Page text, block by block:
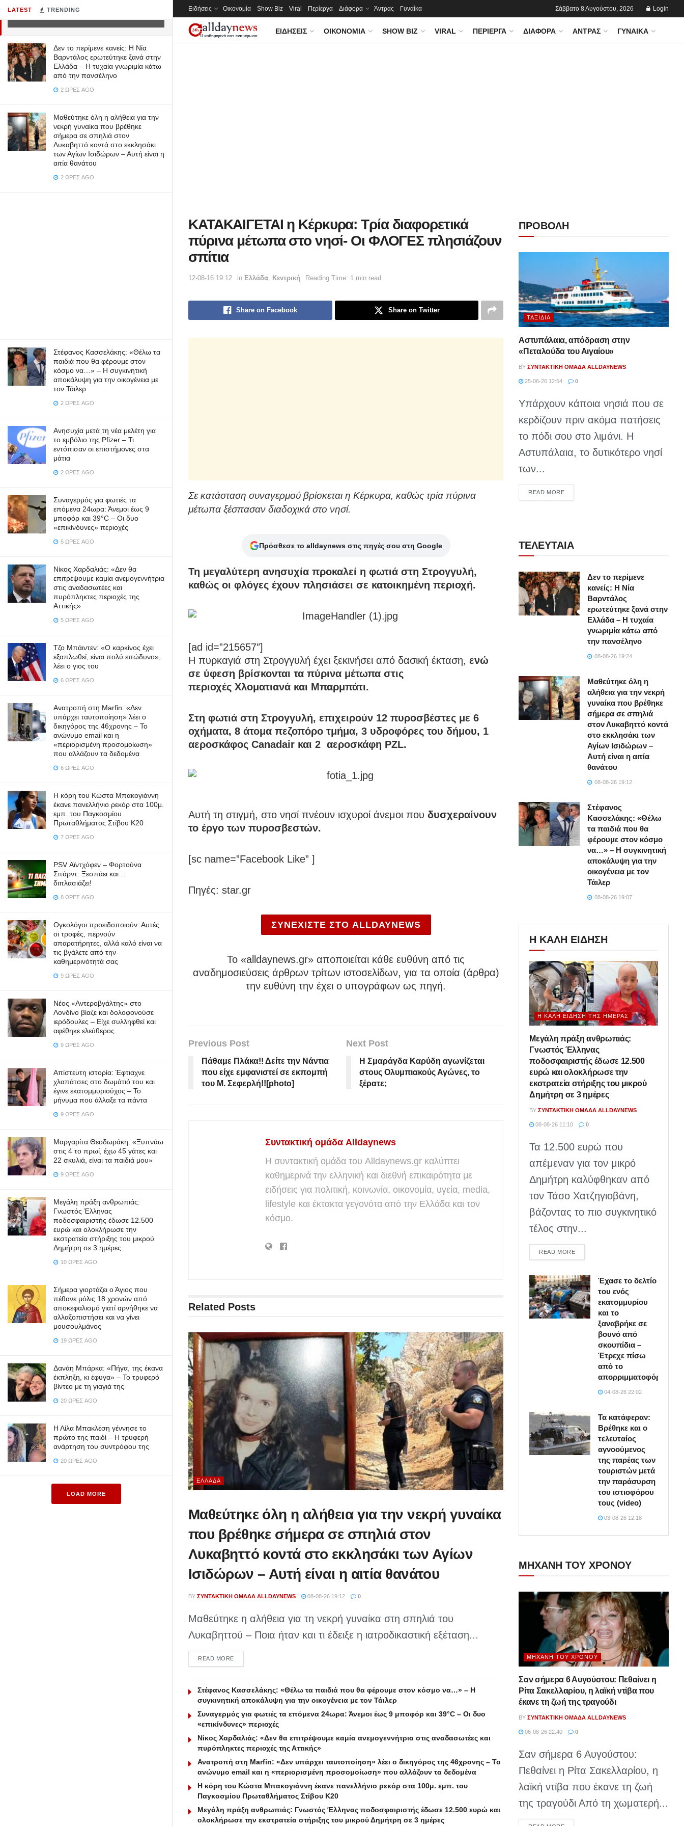
LATEST TRENDING
Δεν το περίμενε κανείς: Η Νία
Βαρντάλος ερωτεύτηκε ξανά στην
Ελλάδα – Η τυχαία γνωριμία κάτω
από την πανσέληνο
2 ΏΡΕΣ AGO
Μαθεύτηκε όλη η αλήθεια για την
νεκρή γυναίκα που βρέθηκε
σήμερα σε σπηλιά στον
Λυκαβηττό κοντά στο εκκλησάκι
των Αγίων Ισιδώρων – Αυτή είναι η
αιτία θανάτου
2 ΏΡΕΣ AGO
Στέφανος Κασσελάκης: «Θέλω τα
παιδιά που θα φέρουμε στον
κόσμο να…» – Η συγκινητική
αποκάλυψη για την οικογένεια με
τον Τάιλερ
2 ΏΡΕΣ AGO
Ανησυχία μετά τη νέα μελέτη για
το εμβόλιο της Pfizer – Τι
εντόπισαν οι επιστήμονες στα
μάτια
2 ΏΡΕΣ AGO
Συναγερμός για φωτιές τα
επόμενα 24ωρα: Άνεμοι έως 9
μποφόρ και 39°C – Οι δυο
«επικίνδυνες» περιοχές
5 ΏΡΕΣ AGO
Νίκος Χαρδαλιάς: «Δεν θα
επιτρέψουμε καμία ανεμογεννήτρια
στις αναδασωτέες και
πυρόπληκτες περιοχές της
Αττικής»
5 ΏΡΕΣ AGO
Τζο Μπάιντεν: «Ο καρκίνος έχει
εξαπλωθεί, είναι πολύ επώδυνο»,
λέει ο γιος του
6 ΏΡΕΣ AGO
Ανατροπή στη Marfin: «Δεν
υπάρχει ταυτοποίηση» λέει ο
δικηγόρος της 46χρονης – Το
ανώνυμο email και η
«περιορισμένη προσομοίωση»
που αλλάζουν τα δεδομένα
6 ΏΡΕΣ AGO
Η κόρη του Κώστα Μπακογιάννη
έκανε πανελλήνιο ρεκόρ στα 100μ.
εμπ. του Παγκοσμίου
Πρωταθλήματος Στίβου Κ20
7 ΏΡΕΣ AGO
PSV Αϊντχόφεν – Φορτούνα
Σιτάρντ: Ξεσπάει και…
διπλασιάζει!
8 ΏΡΕΣ AGO
Ογκολόγοι προειδοποιούν: Αυτές
οι τροφές, περνούν
απαρατήρητες, αλλά καλό είναι να
τις βγάλετε από την
καθημερινότητά σας
9 ΏΡΕΣ AGO
Νέος «Αντεροβγάλτης» στο
Λονδίνο βίαζε και δολοφονούσε
ιερόδουλες – Είχε συλληφθεί και
αφέθηκε ελεύθερος
9 ΏΡΕΣ AGO
Απίστευτη ιστορία: Έφτιαχνε
χλαπάτσες στο δωμάτιό του και
έγινε εκατομμυριούχος – Το
μήνυμα που άλλαξε τα πάντα
9 ΏΡΕΣ AGO
Μαργαρίτα Θεοδωράκη: «Ξυπνάω
στις 4 το πρωί, έχω 45 γάτες και
22 σκυλιά, είναι τα παιδιά μου»
9 ΏΡΕΣ AGO
Μεγάλη πράξη ανθρωπιάς:
Γνωστός Έλληνας
ποδοσφαιριστής έδωσε 12.500
ευρώ και ολοκλήρωσε την
εκστρατεία στήριξης του μικρού
Δημήτρη σε 3 ημέρες
10 ΏΡΕΣ AGO
Σήμερα γιορτάζει ο Άγιος που
πέθανε μόλις 18 χρονών από
αποκεφαλισμό γιατί αρνήθηκε να
αλλαξοπιστήσει και να γίνει
μουσουλμάνος
19 ΏΡΕΣ AGO
Δανάη Μπάρκα: «Πήγα, της έκανα
έκπληξη, κι έφυγα» – Το τρυφερό
βίντεο με τη γιαγιά της
20 ΏΡΕΣ AGO
Η Λίλα Μπακλέση γέννησε το
πρώτο της παιδί – Η τρυφερή
ανάρτηση του συντρόφου της
20 ΏΡΕΣ AGO
LOAD MORE
Ειδήσεις Οικονομία Show Biz Viral Περίεργα Διάφορα Άντρας Γυναίκα Σάββατο 8 Αυγούστου, 2026 Login
ΕΙΔΉΣΕΙΣ ΟΙΚΟΝΟΜΊΑ SHOW BIZ VIRAL ΠΕΡΊΕΡΓΑ ΔΙΆΦΟΡΑ ΆΝΤΡΑΣ ΓΥΝΑΊΚΑ
ΚΑΤΑΚΑΙΓΕΤΑΙ η Κέρκυρα: Τρία διαφορετικά
πύρινα μέτωπα στο νησί- Οι ΦΛΟΓΕΣ πλησιάζουν
σπίτια
12-08-16 19:12 in Ελλάδα, Κεντρική Reading Time: 1 min read
Share on Facebook Share on Twitter
Σε κατάσταση συναγερμού βρίσκεται η Κέρκυρα, καθώς τρία πύρινα
μέτωπα ξέσπασαν διαδοχικά στο νησί.
Πρόσθεσε το alldaynews στις πηγές σου στη Google
Τη μεγαλύτερη ανησυχία προκαλεί η φωτιά στη Στρογγυλή,
καθώς οι φλόγες έχουν πλησιάσει σε κατοικημένη περιοχή.
[ad id=”215657″]
Η πυρκαγιά στη Στρογγυλή έχει ξεκινήσει από δασική έκταση, ενώ
σε ύφεση βρίσκονται τα πύρινα μέτωπα στις
περιοχές Χλοματιανά και Μπαρμπάτι.
Στη φωτιά στη Στρογγυλή, επιχειρούν 12 πυροσβέστες με 6
οχήματα, 8 άτομα πεζοπόρο τμήμα, 3 υδροφόρες του δήμου, 1
αεροσκάφος Canadair και 2 αεροσκάφη PZL.
Αυτή τη στιγμή, στο νησί πνέουν ισχυροί άνεμοι που δυσχεραίνουν
το έργο των πυροσβεστών.
[sc name=”Facebook Like” ]
Πηγές: star.gr
ΣΥΝΕΧΙΣΤΕ ΣΤΟ ALLDAYNEWS
To «alldaynews.gr» αποποιείται κάθε ευθύνη από τις
αναδημοσιεύσεις άρθρων τρίτων ιστοσελίδων, για τα οποία (άρθρα)
την ευθύνη την έχει ο υπογράφων ως πηγή.
Previous Post
Πάθαμε Πλάκα!! Δείτε την Νάντια
που είχε εμφανιστεί σε εκπομπή
του Μ. Σεφερλή!![photo]
Next Post
Η Σμαράγδα Καρύδη αγωνίζεται
στους Ολυμπιακούς Αγώνες, το
ξέρατε;
Συντακτική ομάδα Alldaynews
Η συντακτική ομάδα του Alldaynews.gr καλύπτει
καθημερινά την ελληνική και διεθνή επικαιρότητα με
ειδήσεις για πολιτική, κοινωνία, οικονομία, υγεία, media,
lifestyle και έκτακτα γεγονότα από την Ελλάδα και τον
κόσμο.
Related Posts
ΕΛΛΆΔΑ
Μαθεύτηκε όλη η αλήθεια για την νεκρή γυναίκα
που βρέθηκε σήμερα σε σπηλιά στον
Λυκαβηττό κοντά στο εκκλησάκι των Αγίων
Ισιδώρων – Αυτή είναι η αιτία θανάτου
BY ΣΥΝΤΑΚΤΙΚΉ ΟΜΆΔΑ ALLDAYNEWS 08-08-26 19:12 0
Μαθεύτηκε η αλήθεια για τη νεκρή γυναίκα στη σπηλιά του
Λυκαβηττού – Ποια ήταν και τι έδειξε η ιατροδικαστική εξέταση...
READ MOREDETAILS
Στέφανος Κασσελάκης: «Θέλω τα παιδιά που θα φέρουμε στον κόσμο να…» – Η
συγκινητική αποκάλυψη για την οικογένεια με τον Τάιλερ
Συναγερμός για φωτιές τα επόμενα 24ωρα: Άνεμοι έως 9 μποφόρ και 39°C – Οι δυο
«επικίνδυνες» περιοχές
Νίκος Χαρδαλιάς: «Δεν θα επιτρέψουμε καμία ανεμογεννήτρια στις αναδασωτέες και
πυρόπληκτες περιοχές της Αττικής»
Ανατροπή στη Marfin: «Δεν υπάρχει ταυτοποίηση» λέει ο δικηγόρος της 46χρονης – Το
ανώνυμο email και η «περιορισμένη προσομοίωση» που αλλάζουν τα δεδομένα
Η κόρη του Κώστα Μπακογιάννη έκανε πανελλήνιο ρεκόρ στα 100μ. εμπ. του
Παγκοσμίου Πρωταθλήματος Στίβου Κ20
Μεγάλη πράξη ανθρωπιάς: Γνωστός Έλληνας ποδοσφαιριστής έδωσε 12.500 ευρώ και
ολοκλήρωσε την εκστρατεία στήριξης του μικρού Δημήτρη σε 3 ημέρες
ΠΡΟΒΟΛΗ
ΤΑΞΊΔΙΑ
Αστυπάλαια, απόδραση στην
«Πεταλούδα του Αιγαίου»
BY ΣΥΝΤΑΚΤΙΚΉ ΟΜΆΔΑ ALLDAYNEWS
25-06-26 12:54 0
Υπάρχουν κάποια νησιά που σε
κερδίζουν πριν ακόμα πατήσεις
το πόδι σου στο λιμάνι. Η
Αστυπάλαια, το δυτικότερο νησί
των...
READ MOREDETAILS
ΤΕΛΕΥΤΑΙΑ
Δεν το περίμενε
κανείς: Η Νία
Βαρντάλος
ερωτεύτηκε ξανά στην
Ελλάδα – Η τυχαία
γνωριμία κάτω από
την πανσέληνο
08-08-26 19:24
Μαθεύτηκε όλη η
αλήθεια για την νεκρή
γυναίκα που βρέθηκε
σήμερα σε σπηλιά
στον Λυκαβηττό κοντά
στο εκκλησάκι των
Αγίων Ισιδώρων –
Αυτή είναι η αιτία
θανάτου
08-08-26 19:12
Στέφανος
Κασσελάκης: «Θέλω
τα παιδιά που θα
φέρουμε στον κόσμο
να…» – Η συγκινητική
αποκάλυψη για την
οικογένεια με τον
Τάιλερ
08-08-26 19:07
Η ΚΑΛΗ ΕΙΔΗΣΗ
Η ΚΑΛΉ ΕΊΔΗΣΗ ΤΗΣ ΗΜΈΡΑΣ
Μεγάλη πράξη ανθρωπιάς:
Γνωστός Έλληνας
ποδοσφαιριστής έδωσε 12.500
ευρώ και ολοκλήρωσε την
εκστρατεία στήριξης του μικρού
Δημήτρη σε 3 ημέρες
BY ΣΥΝΤΑΚΤΙΚΉ ΟΜΆΔΑ ALLDAYNEWS
08-08-26 11:10 0
Τα 12.500 ευρώ που
απέμεναν για τον μικρό
Δημήτρη καλύφθηκαν από
τον Τάσο Χατζηγιοβάνη,
βάζοντας το πιο συγκινητικό
τέλος στην...
READ MOREDETAILS
Έχασε το δελτίο
του ενός
εκατομμυρίου
και το
ξαναβρήκε σε
βουνό από
σκουπίδια –
Έτρεχε πίσω
από το
απορριμματοφόρο
04-08-26 22:02
Τα κατάφεραν:
Βρέθηκε και ο
τελευταίος
αγνοούμενος
της παρέας των
τουριστών μετά
την παράσυρση
του ιστιοφόρου
τους (video)
03-08-26 12:18
ΜΗΧΑΝΗ ΤΟΥ ΧΡΟΝΟΥ
ΜΗΧΑΝΉ ΤΟΥ ΧΡΌΝΟΥ
Σαν σήμερα 6 Αυγούστου: Πεθαίνει η
Ρίτα Σακελλαρίου, η λαϊκή ντίβα που
έκανε τη ζωή της τραγούδι
BY ΣΥΝΤΑΚΤΙΚΉ ΟΜΆΔΑ ALLDAYNEWS
06-08-26 22:40 0
Σαν σήμερα 6 Αυγούστου:
Πεθαίνει η Ρίτα Σακελλαρίου, η
λαϊκή ντίβα που έκανε τη ζωή
της τραγούδι Από τη χωματερή...